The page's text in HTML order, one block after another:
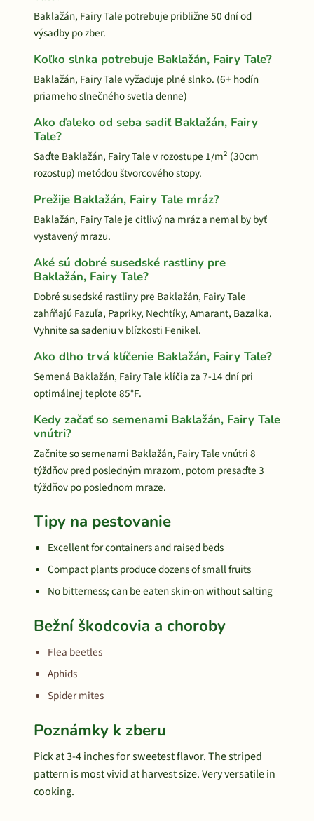
Baklažán, Fairy Tale potrebuje približne 50 dní od
výsadby po zber.
Koľko slnka potrebuje Baklažán, Fairy Tale?
Baklažán, Fairy Tale vyžaduje plné slnko. (6+ hodín
priameho slnečného svetla denne)
Ako ďaleko od seba sadiť Baklažán, Fairy
Tale?
Saďte Baklažán, Fairy Tale v rozostupe 1/m² (30cm
rozostup) metódou štvorcového stopy.
Prežije Baklažán, Fairy Tale mráz?
Baklažán, Fairy Tale je citlivý na mráz a nemal by byť
vystavený mrazu.
Aké sú dobré susedské rastliny pre
Baklažán, Fairy Tale?
Dobré susedské rastliny pre Baklažán, Fairy Tale
zahŕňajú Fazuľa, Papriky, Nechtíky, Amarant, Bazalka.
Vyhnite sa sadeniu v blízkosti Fenikel.
Ako dlho trvá klíčenie Baklažán, Fairy Tale?
Semená Baklažán, Fairy Tale klíčia za 7-14 dní pri
optimálnej teplote 85°F.
Kedy začať so semenami Baklažán, Fairy Tale
vnútri?
Začnite so semenami Baklažán, Fairy Tale vnútri 8
týždňov pred posledným mrazom, potom presaďte 3
týždňov po poslednom mraze.
Tipy na pestovanie
Excellent for containers and raised beds
Compact plants produce dozens of small fruits
No bitterness; can be eaten skin-on without salting
Bežní škodcovia a choroby
Flea beetles
Aphids
Spider mites
Poznámky k zberu
Pick at 3-4 inches for sweetest flavor. The striped
pattern is most vivid at harvest size. Very versatile in
cooking.